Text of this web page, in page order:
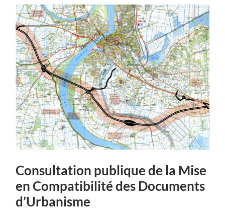
Consultation publique de la Mise
en Compatibilité des Documents
d’Urbanisme